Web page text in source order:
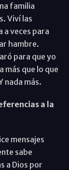
familia
Viví las
a veces para
hambre.
para que yo
más que lo que
nada más.
a la
mensajes
sabe
a Dios por